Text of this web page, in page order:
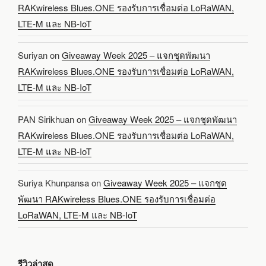
RAKwireless Blues.ONE รองรับการเชื่อมต่อ LoRaWAN,
LTE-M และ NB-IoT
SuriyanonGiveaway Week 2025 – แจกชุดพัฒนา
RAKwireless Blues.ONE รองรับการเชื่อมต่อ LoRaWAN,
LTE-M และ NB-IoT
PAN SirikhuanonGiveaway Week 2025 – แจกชุดพัฒนา
RAKwireless Blues.ONE รองรับการเชื่อมต่อ LoRaWAN,
LTE-M และ NB-IoT
Suriya KhunpansaonGiveaway Week 2025 – แจกชุด
พัฒนา RAKwireless Blues.ONE รองรับการเชื่อมต่อ
LoRaWAN, LTE-M และ NB-IoT